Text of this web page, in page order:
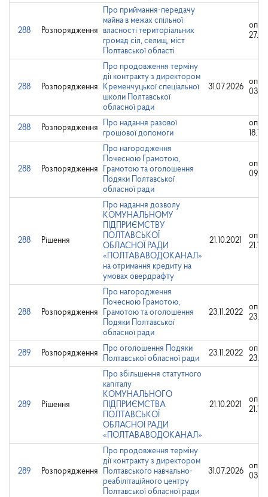
288 Розпорядження
Про приймання-передачу
майна в межах спільної
власності територіальних
громад сіл, селищ, міст
Полтавської області
288 Розпорядження
Про продовження терміну
дії контракту з директором
Кременчуцької спеціальної
школи Полтавської
обласної ради
31.07.2026
288 Розпорядження
Про надання разової
грошової допомоги
288 Розпорядження
Про нагородження
Почесною Грамотою,
Грамотою та оголошення
Подяки Полтавської
обласної ради
288 Рішення
Про надання дозволу
КОМУНАЛЬНОМУ
ПІДПРИЄМСТВУ
ПОЛТАВСЬКОЇ
ОБЛАСНОЇ РАДИ
«ПОЛТАВАВОДОКАНАЛ»
на отримання кредиту на
умовах овердрафту
21.10.2021
288 Розпорядження
Про нагородження
Почесною Грамотою,
Грамотою та оголошення
Подяки Полтавської
обласної ради
23.11.2022
289 Розпорядження
Про оголошення Подяки
Полтавської обласної ради
23.11.2022
289 Рішення
Про збільшення статутного
капіталу
КОМУНАЛЬНОГО
ПІДПРИЄМСТВА
ПОЛТАВСЬКОЇ
ОБЛАСНОЇ РАДИ
«ПОЛТАВАВОДОКАНАЛ»
21.10.2021
289 Розпорядження
Про продовження терміну
дії контракту з директором
Полтавського навчально-
реабілітаційного центру
Полтавської обласної ради
31.07.2026